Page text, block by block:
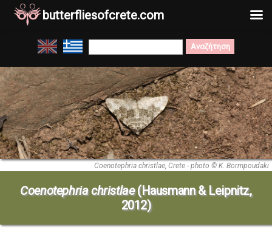
Μετάβαση
στο
περιεχόμενο
Search
for:
Coenotephria christlae, Crete - photo © K. Bormpoudaki
Coenotephria christlae(Hausmann & Leipnitz,
2012)
butterfliesofcrete.com